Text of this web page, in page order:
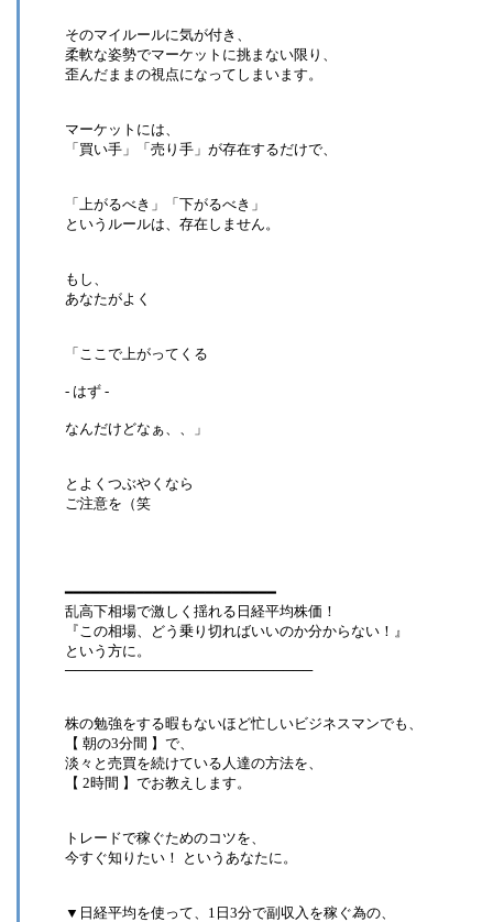
そのマイルールに気が付き、
柔軟な姿勢でマーケットに挑まない限り、
歪んだままの視点になってしまいます。
マーケットには、
「買い手」「売り手」が存在するだけで、
「上がるべき」「下がるべき」
というルールは、存在しません。
もし、
あなたがよく
「ここで上がってくる
- はず -
なんだけどなぁ、、」
とよくつぶやくなら
ご注意を（笑
━━━━━━━━━━━━━━━━━━━━━━━━
乱高下相場で激しく揺れる日経平均株価！
『この相場、どう乗り切ればいいのか分からない！』
という方に。
─────────────────────────
株の勉強をする暇もないほど忙しいビジネスマンでも、
【 朝の3分間 】で、
淡々と売買を続けている人達の方法を、
【 2時間 】でお教えします。
トレードで稼ぐためのコツを、
今すぐ知りたい！ というあなたに。
▼日経平均を使って、1日3分で副収入を稼ぐ為の、